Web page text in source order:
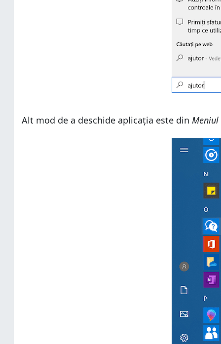
Alt mod de a deschide aplicația este din Meniul